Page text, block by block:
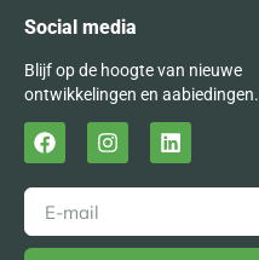
Social media
Blijf op de hoogte van nieuwe
ontwikkelingen en aabiedingen.